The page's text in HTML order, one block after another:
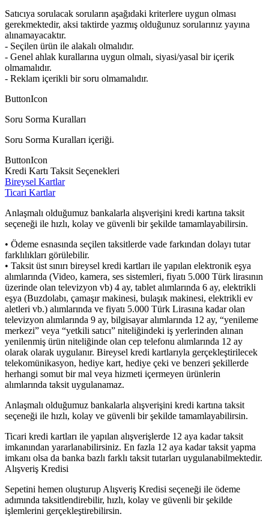
Satıcıya sorulacak soruların aşağıdaki kriterlere uygun olması
gerekmektedir, aksi taktirde yazmış olduğunuz sorularınız yayına
alınamayacaktır.
- Seçilen ürün ile alakalı olmalıdır.
- Genel ahlak kurallarına uygun olmalı, siyasi/yasal bir içerik
olmamalıdır.
- Reklam içerikli bir soru olmamalıdır.
ButtonIcon
Soru Sorma Kuralları
Soru Sorma Kuralları içeriği.
ButtonIcon
Kredi Kartı Taksit Seçenekleri
Bireysel Kartlar
Ticari Kartlar
Anlaşmalı olduğumuz bankalarla alışverişini kredi kartına taksit
seçeneği ile hızlı, kolay ve güvenli bir şekilde tamamlayabilirsin.
• Ödeme esnasında seçilen taksitlerde vade farkından dolayı tutar
farklılıkları görülebilir.
• Taksit üst sınırı bireysel kredi kartları ile yapılan elektronik eşya
alımlarında (Video, kamera, ses sistemleri, fiyatı 5.000 Türk lirasının
üzerinde olan televizyon vb) 4 ay, tablet alımlarında 6 ay, elektrikli
eşya (Buzdolabı, çamaşır makinesi, bulaşık makinesi, elektrikli ev
aletleri vb.) alımlarında ve fiyatı 5.000 Türk Lirasına kadar olan
televizyon alımlarında 9 ay, bilgisayar alımlarında 12 ay, “yenileme
merkezi” veya “yetkili satıcı” niteliğindeki iş yerlerinden alınan
yenilenmiş ürün niteliğinde olan cep telefonu alımlarında 12 ay
olarak olarak uygulanır. Bireysel kredi kartlarıyla gerçekleştirilecek
telekomünikasyon, hediye kart, hediye çeki ve benzeri şekillerde
herhangi somut bir mal veya hizmeti içermeyen ürünlerin
alımlarında taksit uygulanamaz.
Anlaşmalı olduğumuz bankalarla alışverişini kredi kartına taksit
seçeneği ile hızlı, kolay ve güvenli bir şekilde tamamlayabilirsin.
Ticari kredi kartları ile yapılan alışverişlerde 12 aya kadar taksit
imkanından yararlanabilirsiniz. En fazla 12 aya kadar taksit yapma
imkanı olsa da banka bazlı farklı taksit tutarları uygulanabilmektedir.
Alışveriş Kredisi
Sepetini hemen oluşturup Alışveriş Kredisi seçeneği ile ödeme
adımında taksitlendirebilir, hızlı, kolay ve güvenli bir şekilde
işlemlerini gerçekleştirebilirsin.